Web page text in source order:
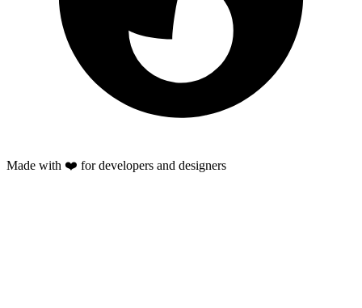
Made with ❤️ for developers and designers